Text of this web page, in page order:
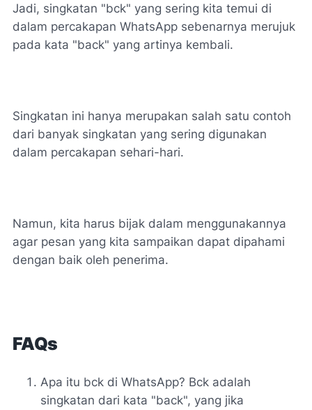
Jadi, singkatan "bck" yang sering kita temui di
dalam percakapan WhatsApp sebenarnya merujuk
pada kata "back" yang artinya kembali.
Singkatan ini hanya merupakan salah satu contoh
dari banyak singkatan yang sering digunakan
dalam percakapan sehari-hari.
Namun, kita harus bijak dalam menggunakannya
agar pesan yang kita sampaikan dapat dipahami
dengan baik oleh penerima.
FAQs
Apa itu bck di WhatsApp? Bck adalah
singkatan dari kata "back", yang jika